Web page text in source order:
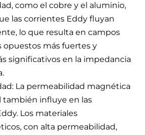
como el cobre y el aluminio,
las corrientes Eddy fluyan
lo que resulta en campos
opuestos más fuertes y
significativos en la impedancia
La permeabilidad magnética
también influye en las
Los materiales
con alta permeabilidad,